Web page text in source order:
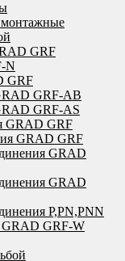
GRF
N
GRF
GRF-AB
GRF-AS
GRAD GRF
GRAD GRF
GRAD
GRAD
P,PN,PNN
GRF-W